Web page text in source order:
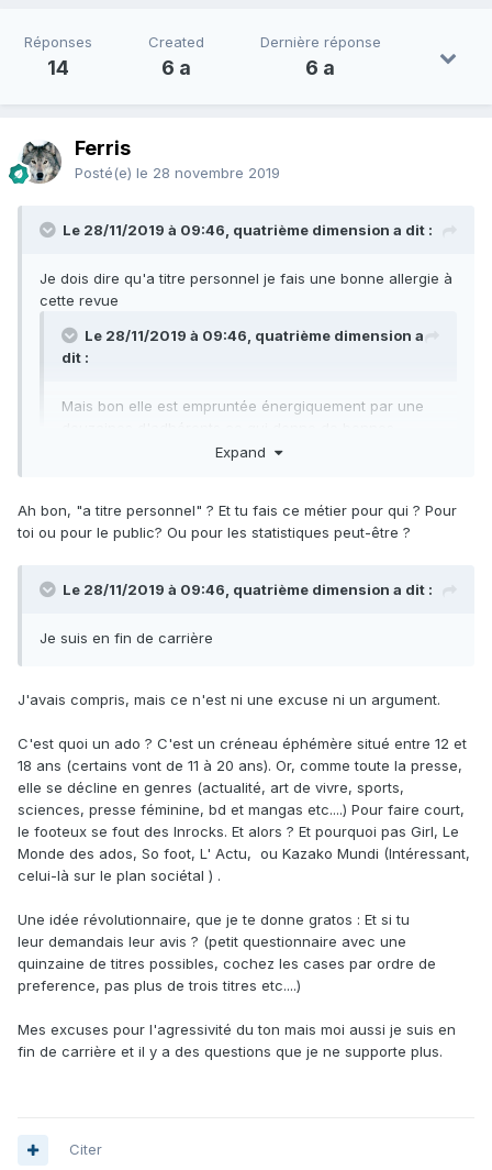
Réponses
14
Created
6 a
Dernière réponse
6 a
Ferris
Posté(e) le 28 novembre 2019
Le 28/11/2019 à 09:46, quatrième dimension a dit :
Je dois dire qu'a titre personnel je fais une bonne allergie à
cette revue
Le 28/11/2019 à 09:46, quatrième dimension a
dit :
Mais bon elle est empruntée énergiquement par une
Expand
Ah bon, "a titre personnel" ? Et tu fais ce métier pour qui ? Pour
toi ou pour le public? Ou pour les statistiques peut-être ?
Le 28/11/2019 à 09:46, quatrième dimension a dit :
Je suis en fin de carrière
J'avais compris, mais ce n'est ni une excuse ni un argument.
C'est quoi un ado ? C'est un créneau éphémère situé entre 12 et
18 ans (certains vont de 11 à 20 ans). Or, comme toute la presse,
elle se décline en genres (actualité, art de vivre, sports,
sciences, presse féminine, bd et mangas etc....) Pour faire court,
le footeux se fout des Inrocks. Et alors ? Et pourquoi pas Girl, Le
Monde des ados, So foot, L' Actu, ou Kazako Mundi (Intéressant,
celui-là sur le plan sociétal ) .
Une idée révolutionnaire, que je te donne gratos : Et si tu
leur demandais leur avis ? (petit questionnaire avec une
quinzaine de titres possibles, cochez les cases par ordre de
preference, pas plus de trois titres etc....)
Mes excuses pour l'agressivité du ton mais moi aussi je suis en
fin de carrière et il y a des questions que je ne supporte plus.
Citer